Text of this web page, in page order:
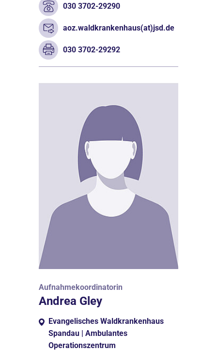
030 3702-29290
aoz.waldkrankenhaus(at)jsd.de
030 3702-29292
Aufnahmekoordinatorin
Andrea Gley
Evangelisches Waldkrankenhaus
Spandau | Ambulantes
Operationszentrum